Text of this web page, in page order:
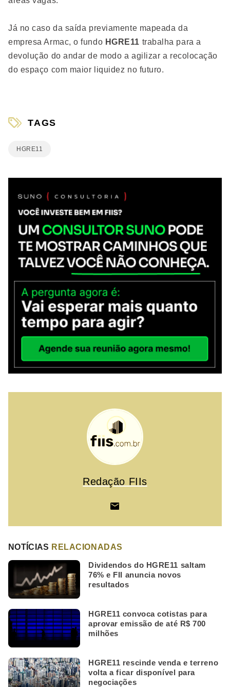
Já no caso da saída previamente mapeada da
empresa Armac, o fundo HGRE11 trabalha para a
devolução do andar de modo a agilizar a recolocação
do espaço com maior liquidez no futuro.
TAGS
HGRE11
Redação FIIs
NOTÍCIAS RELACIONADAS
Dividendos do HGRE11 saltam
76% e FII anuncia novos
resultados
HGRE11 convoca cotistas para
aprovar emissão de até R$ 700
milhões
HGRE11 rescinde venda e terreno
volta a ficar disponível para
negociações